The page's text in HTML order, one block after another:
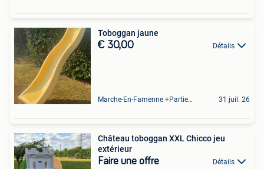
Toboggan jaune
€ 30,00 Détails
Marche-En-Famenne +Partie De Baillonville Et Noiseux 31 juil. 26
Château toboggan XXL Chicco jeu
extérieur
Faire une offre Détails